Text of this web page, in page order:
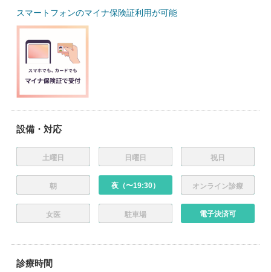
スマートフォンのマイナ保険証利用が可能
設備・対応
土曜日 日曜日 祝日
朝 夜（〜19:30） オンライン診療
女医 駐車場 電子決済可
診療時間